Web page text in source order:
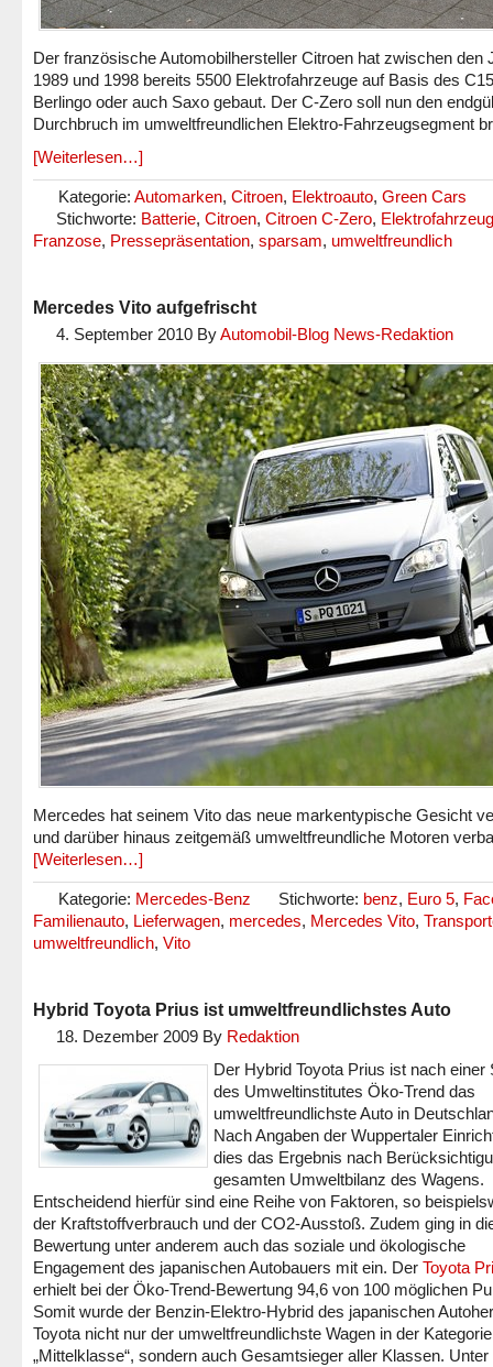
Der französische Automobilhersteller Citroen hat zwischen den
1989 und 1998 bereits 5500 Elektrofahrzeuge auf Basis des
Berlingo oder auch Saxo gebaut. Der C-Zero soll nun den
Durchbruch im umweltfreundlichen Elektro-Fahrzeugsegment
[Weiterlesen…]
Kategorie: Automarken, Citroen, Elektroauto, Green Cars
Stichworte: Batterie, Citroen, Citroen C-Zero, Elektrofahrzeug
Franzose, Pressepräsentation, sparsam, umweltfreundlich
Mercedes Vito aufgefrischt
4. September 2010 ByAutomobil-Blog News-Redaktion
Mercedes hat seinem Vito das neue markentypische Gesicht
und darüber hinaus zeitgemäß umweltfreundliche Motoren
[Weiterlesen…]
Kategorie: Mercedes-Benz Stichworte: benz, Euro 5,
Familienauto, Lieferwagen, mercedes, Mercedes Vito,
umweltfreundlich, Vito
Hybrid Toyota Prius ist umweltfreundlichstes Auto
18. Dezember 2009 By Redaktion
Der Hybrid Toyota Prius ist nach einer
des Umweltinstitutes Öko-Trend das
umweltfreundlichste Auto in
Nach Angaben der Wuppertaler
dies das Ergebnis nach
gesamten Umweltbilanz des Wagens.
Entscheidend hierfür sind eine Reihe von Faktoren, so
der Kraftstoffverbrauch und der CO2-Ausstoß. Zudem ging in
Bewertung unter anderem auch das soziale und ökologische
Engagement des japanischen Autobauers mit ein. Der Toyota
erhielt bei der Öko-Trend-Bewertung 94,6 von 100 möglichen
Somit wurde der Benzin-Elektro-Hybrid des japanischen
Toyota nicht nur der umweltfreundlichste Wagen in der Kategorie
„Mittelklasse“, sondern auch Gesamtsieger aller Klassen. Unter